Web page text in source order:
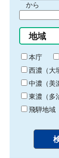
間
始
り
から
間
終
わ
り
地域
本庁
西濃（大
中濃（美
東濃（多
飛騨地域